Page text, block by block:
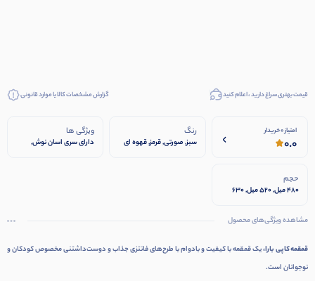
قیمت بهتری سراغ دارید ، اعلام کنید گزارش مشخصات کالا یا موارد قانونی
امتیاز 0 خریدار
0.0
رنگ
سبز, صورتی, قرمز, قهوه ای
ویژگی ها
دارای سری اسان نوش,
حجم
480 میل, 520 میل, 630
مشاهده ویژگی‌های محصول
قمقمه کاپی بارا،یک قمقمه با کیفیت و بادوام با طرح‌های فانتزی جذاب و دوست‌داشتنی مخصوص کودکان و
نوجوانان است.